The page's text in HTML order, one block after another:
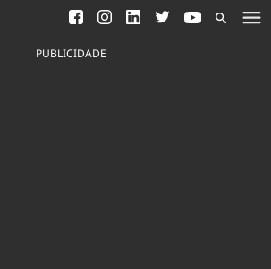
Saneamento
Indicadores
PUBLICIDADE